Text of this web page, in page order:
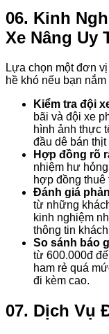
06. Kinh
Xe Nâng Uy
Lựa chọn một đơn
hề khó nếu bạn
Kiểm tra đội
bãi và đội xe
hình ảnh thực
đầu dê bán thịt
Hợp đồng rõ
nhiệm hư
hợp đồng thuê
Đánh giá
từ những
kinh nghiệm
thông tin
So sánh báo
từ 600.000đ
ham rẻ quá
đi kèm cao.
07. Dịch Vụ